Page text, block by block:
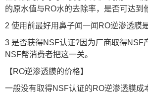
的原水值与RO水的去除率，是否可达到
2 使用前最好用鼻子闻一闻RO逆渗透膜
3 是否获得NSF认证?因为厂商取得NSF
NSF帮消费者把这一关。
【RO逆渗透膜的价格】
一般没有取得NSF认证的RO逆渗透膜成